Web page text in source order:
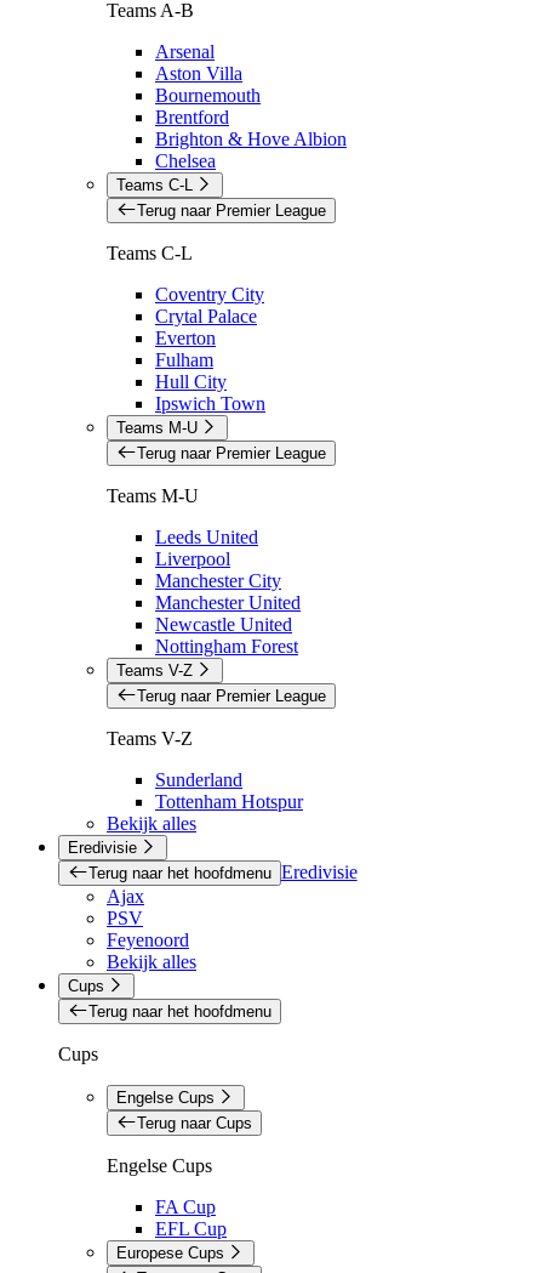
Teams A-B
Arsenal
Aston Villa
Bournemouth
Brentford
Brighton & Hove Albion
Chelsea
Teams C-L
Terug naar Premier League
Teams C-L
Coventry City
Crytal Palace
Everton
Fulham
Hull City
Ipswich Town
Teams M-U
Terug naar Premier League
Teams M-U
Leeds United
Liverpool
Manchester City
Manchester United
Newcastle United
Nottingham Forest
Teams V-Z
Terug naar Premier League
Teams V-Z
Sunderland
Tottenham Hotspur
Bekijk alles
Eredivisie
Terug naar het hoofdmenu Eredivisie
Ajax
PSV
Feyenoord
Bekijk alles
Cups
Terug naar het hoofdmenu
Cups
Engelse Cups
Terug naar Cups
Engelse Cups
FA Cup
EFL Cup
Europese Cups